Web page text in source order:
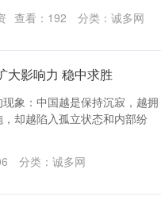
查看： 192 分类： 诚多网
大影响力 稳中求胜
象：中国越是保持沉寂，越拥
却越陷入孤立状态和内部纷
分类： 诚多网